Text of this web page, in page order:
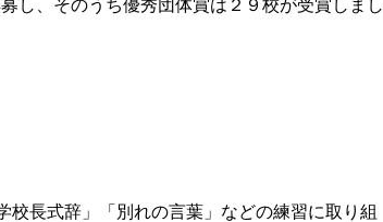
し、そのうち優秀団体賞は２９校が受賞しまし
長式辞」「別れの言葉」などの練習に取り組